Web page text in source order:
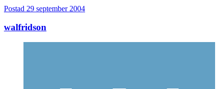
Postad 29 september 2004
walfridson